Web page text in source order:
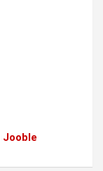
Jooble